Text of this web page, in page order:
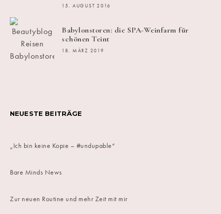
15. AUGUST 2016
Babylonstoren: die SPA-Weinfarm für
schönen Teint
18. MÄRZ 2019
NEUESTE BEITRÄGE
„Ich bin keine Kopie – #undupable“
Bare Minds News
Zur neuen Routine und mehr Zeit mit mir